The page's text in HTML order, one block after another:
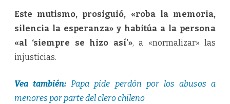
Este mutismo, prosiguió, «roba la memoria,
silencia la esperanza» y habitúa a la persona
«al ‘siempre se hizo así'», a «normalizar» las
injusticias.
Vea también: Papa pide perdón por los abusos a
menores por parte del clero chileno